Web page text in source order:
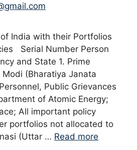
India with their Portfolios
Serial Number Person
and State 1. Prime
(Bharatiya Janata
Public Grievances
of Atomic Energy;
All important policy
portfolios not allocated to
(Uttar … Read more